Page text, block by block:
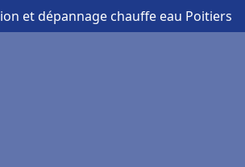
et dépannage chauffe eau Poitiers